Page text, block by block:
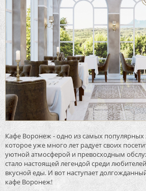
Кафе Воронеж - одно из самых популярных
которое уже много лет радует своих
уютной атмосферой и превосходным
стало настоящей легендой среди
вкусной еды. И вот наступает
кафе Воронеж!